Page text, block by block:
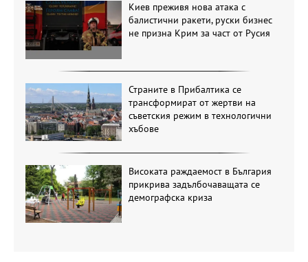
Киев преживя нова атака с
балистични ракети, руски бизнес
не призна Крим за част от Русия
Страните в Прибалтика се
трансформират от жертви на
съветския режим в технологични
хъбове
Високата раждаемост в България
прикрива задълбочаващата се
демографска криза